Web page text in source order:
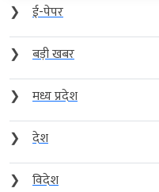
❯
ई-पेपर
❯
बड़ी खबर
❯
मध्य प्रदेश
❯
देश
❯
विदेश